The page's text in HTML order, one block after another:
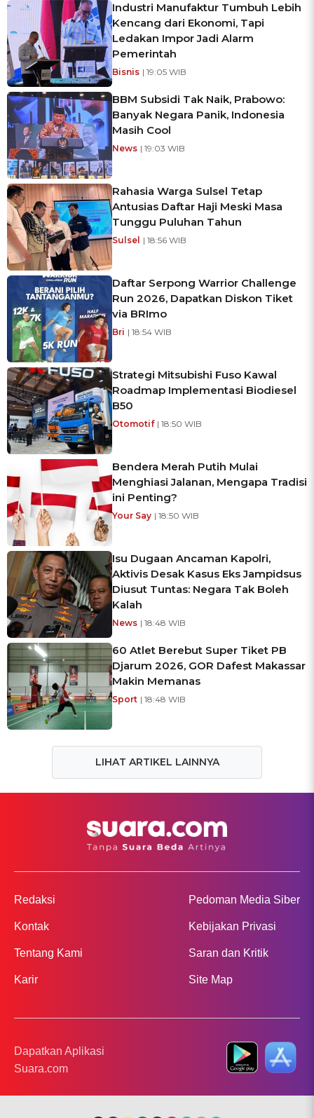
Industri Manufaktur Tumbuh Lebih
Kencang dari Ekonomi, Tapi
Ledakan Impor Jadi Alarm
Pemerintah
Bisnis | 19:05 WIB
BBM Subsidi Tak Naik, Prabowo:
Banyak Negara Panik, Indonesia
Masih Cool
News | 19:03 WIB
Rahasia Warga Sulsel Tetap
Antusias Daftar Haji Meski Masa
Tunggu Puluhan Tahun
Sulsel | 18:56 WIB
Daftar Serpong Warrior Challenge
Run 2026, Dapatkan Diskon Tiket
via BRImo
Bri | 18:54 WIB
Strategi Mitsubishi Fuso Kawal
Roadmap Implementasi Biodiesel
B50
Otomotif | 18:50 WIB
Bendera Merah Putih Mulai
Menghiasi Jalanan, Mengapa Tradisi
ini Penting?
Your Say | 18:50 WIB
Isu Dugaan Ancaman Kapolri,
Aktivis Desak Kasus Eks Jampidsus
Diusut Tuntas: Negara Tak Boleh
Kalah
News | 18:48 WIB
60 Atlet Berebut Super Tiket PB
Djarum 2026, GOR Dafest Makassar
Makin Memanas
Sport | 18:48 WIB
LIHAT ARTIKEL LAINNYA
Redaksi
Kontak
Tentang Kami
Karir
Pedoman Media Siber
Kebijakan Privasi
Saran dan Kritik
Site Map
Dapatkan Aplikasi
Suara.com